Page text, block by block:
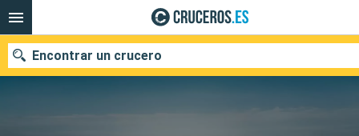
Encontrar un crucero